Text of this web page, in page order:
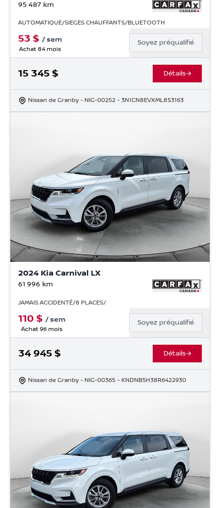
95 487 km
AUTOMATIQUE/SIEGES CHAUFFANTS/BLUETOOTH
53 $ /sem
Achat 84 mois
Soyez préqualifié
15 345 $ Détails
Nissan de Granby - NIG-00252 - 3N1CN8EVXML853163
2024 Kia Carnival LX
61 996 km
JAMAIS ACCIDENTÉ/8 PLACES/
110 $ /sem
Achat 96 mois
Soyez préqualifié
34 945 $ Détails
Nissan de Granby - NIG-00365 - KNDNB5H38R6422930